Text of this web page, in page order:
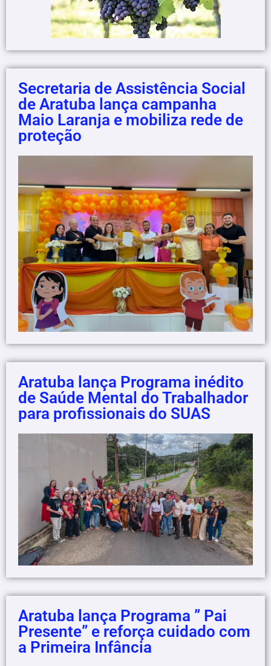
Secretaria de Assistência Social
de Aratuba lança campanha
Maio Laranja e mobiliza rede de
proteção
Aratuba lança Programa inédito
de Saúde Mental do Trabalhador
para profissionais do SUAS
Aratuba lança Programa ” Pai
Presente” e reforça cuidado com
a Primeira Infância